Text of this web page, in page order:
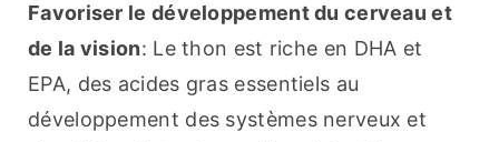
Favoriser le développement du cerveau et
de la vision: Le thon est riche en DHA et
EPA, des acides gras essentiels au
développement des systèmes nerveux et